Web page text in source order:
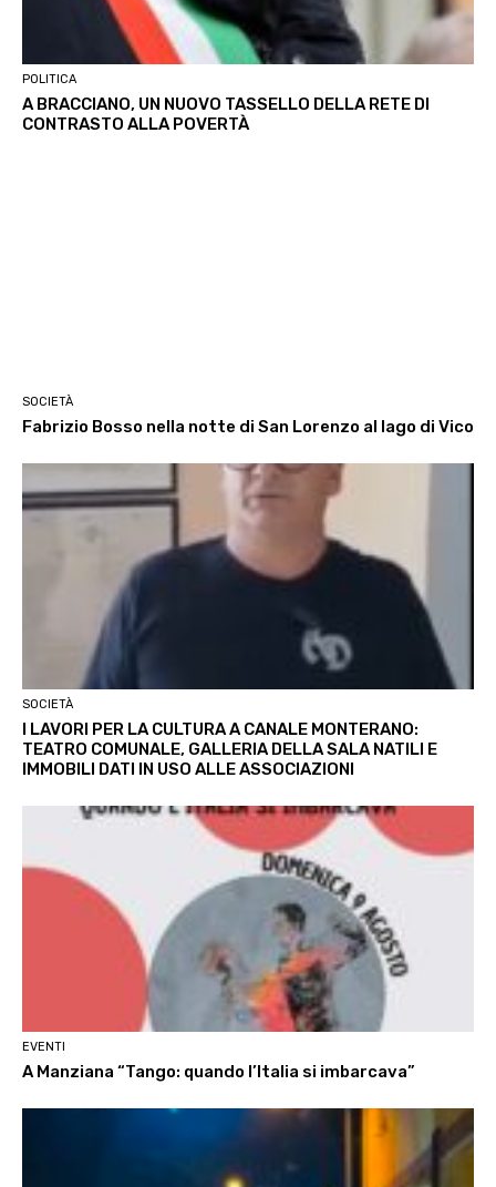
POLITICA
A BRACCIANO, UN NUOVO TASSELLO DELLA RETE DI
CONTRASTO ALLA POVERTÀ
SOCIETÀ
Fabrizio Bosso nella notte di San Lorenzo al lago di Vico
SOCIETÀ
I LAVORI PER LA CULTURA A CANALE MONTERANO:
TEATRO COMUNALE, GALLERIA DELLA SALA NATILI E
IMMOBILI DATI IN USO ALLE ASSOCIAZIONI
EVENTI
A Manziana “Tango: quando l’Italia si imbarcava”